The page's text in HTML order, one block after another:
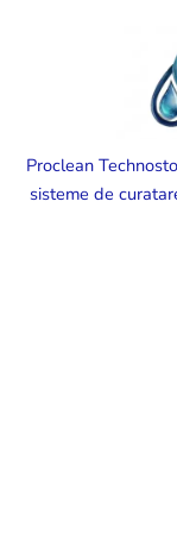
Proclean
sisteme de